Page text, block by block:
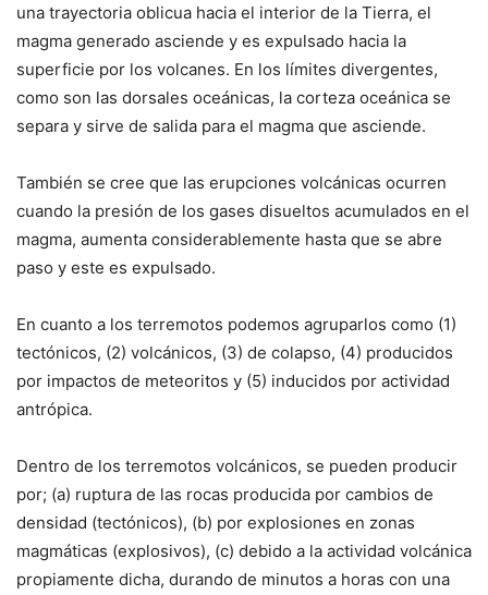
una trayectoria oblicua hacia el interior de la Tierra, el
magma generado asciende y es expulsado hacia la
superficie por los volcanes. En los límites divergentes,
como son las dorsales oceánicas, la corteza oceánica se
separa y sirve de salida para el magma que asciende.
También se cree que las erupciones volcánicas ocurren
cuando la presión de los gases disueltos acumulados en el
magma, aumenta considerablemente hasta que se abre
paso y este es expulsado.
En cuanto a los terremotos podemos agruparlos como (1)
tectónicos, (2) volcánicos, (3) de colapso, (4) producidos
por impactos de meteoritos y (5) inducidos por actividad
antrópica.
Dentro de los terremotos volcánicos, se pueden producir
por; (a) ruptura de las rocas producida por cambios de
densidad (tectónicos), (b) por explosiones en zonas
magmáticas (explosivos), (c) debido a la actividad volcánica
propiamente dicha, durando de minutos a horas con una